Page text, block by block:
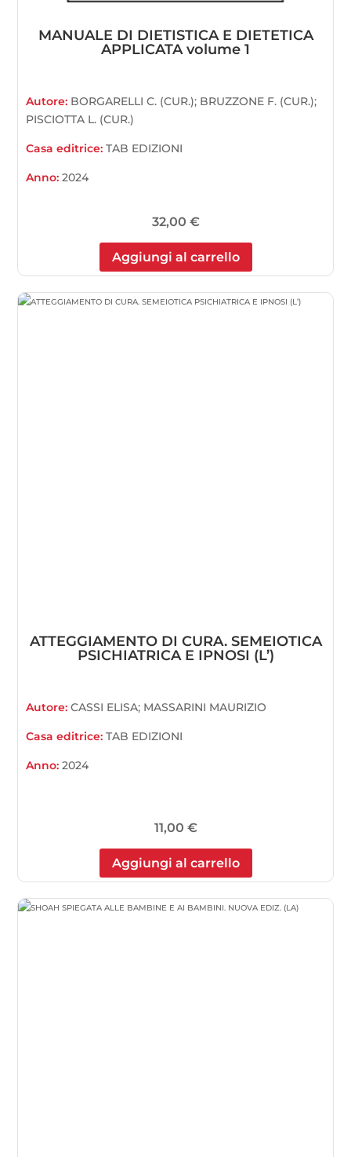
MANUALE DI DIETISTICA E DIETETICA
APPLICATA volume 1
Autore: BORGARELLI C. (CUR.); BRUZZONE F. (CUR.);
PISCIOTTA L. (CUR.)
Casa editrice:TAB EDIZIONI
Anno:2024
32,00 €
Aggiungi al carrello
ATTEGGIAMENTO DI CURA. SEMEIOTICA
PSICHIATRICA E IPNOSI (L’)
Autore:CASSI ELISA; MASSARINI MAURIZIO
Casa editrice:TAB EDIZIONI
Anno:2024
11,00 €
Aggiungi al carrello